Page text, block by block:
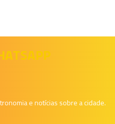
e notícias sobre a cidade.